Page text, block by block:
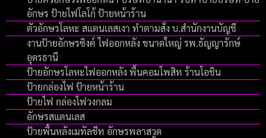
อักษร ป้ายไฟโลโก้ ป้ายหน้าร้าน
ตัวอักษรโลหะ สแตนเลสเงา ทำตามสั่ง บ.สำนักงานบัญชี
งานป้ายอักษรซิงค์ ไฟออกหลัง ขนาดใหญ่ รพ.ธัญญารักษ์
อุดรธานี
ป้ายอักษรโลหะไฟออกหลัง พื้นคอมโพสิท ร้านโอชิน
ป้ายกล่องไฟ ป้ายหน้าร้าน
ป้ายไฟ กล่องไฟวงกลม
อักษรสแตนเลส
ป้ายพื้นหลังเมทัลชีท อักษรพลาสวูด